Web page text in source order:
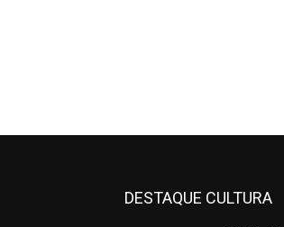
DESTAQUE CULTURA